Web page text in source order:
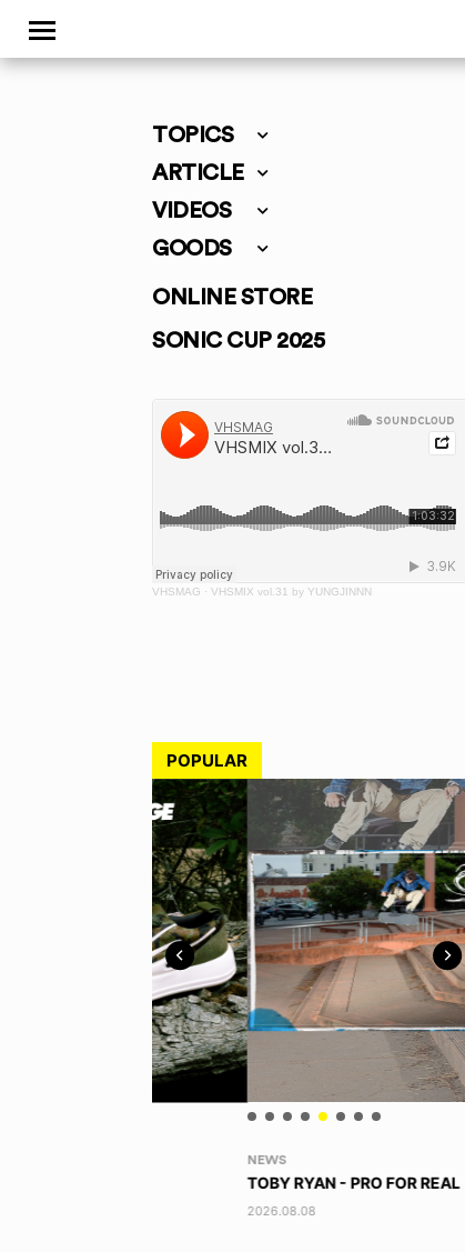
TOPICS
ARTICLE
VIDEOS
GOODS
ONLINE STORE
SONIC CUP 2025
VHSMAG · VHSMIX vol.31 by YUNGJINNN
POPULAR
TOBY RYAN - PRO FOR REAL